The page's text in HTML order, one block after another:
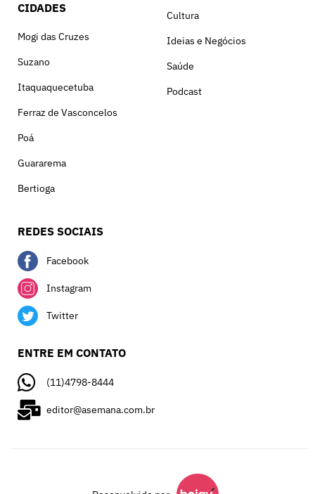
CIDADES
Mogi das Cruzes
Suzano
Itaquaquecetuba
Ferraz de Vasconcelos
Poá
Guararema
Bertioga
Cultura
Ideias e Negócios
Saúde
Podcast
REDES SOCIAIS
Facebook
Instagram
Twitter
ENTRE EM CONTATO
(11)4798-8444
editor@asemana.com.br